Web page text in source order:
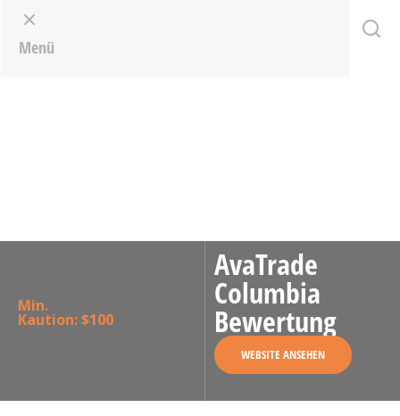
Min.
Kaution: $100
AvaTrade
Columbia
Bewertung
WEBSITE ANSEHEN
Menu
Menü